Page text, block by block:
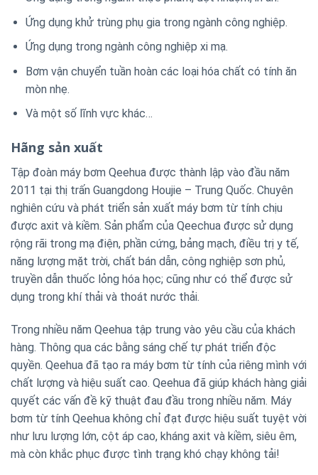
Ứng dụng khử trùng phụ gia trong ngành công nghiệp.
Ứng dụng trong ngành công nghiệp xi mạ.
Bơm vận chuyển tuần hoàn các loại hóa chất có tính ăn
mòn nhẹ.
Và một số lĩnh vực khác…
Hãng sản xuất
Tập đoàn máy bơm Qeehua được thành lập vào đầu năm
2011 tại thị trấn Guangdong Houjie – Trung Quốc. Chuyên
nghiên cứu và phát triển sản xuất máy bơm từ tính chịu
được axit và kiềm. Sản phẩm của Qeechua được sử dụng
rộng rãi trong mạ điện, phần cứng, bảng mạch, điều trị y tế,
năng lượng mặt trời, chất bán dẫn, công nghiệp sơn phủ,
truyền dẫn thuốc lỏng hóa học; cũng như có thể được sử
dụng trong khí thải và thoát nước thải.
Trong nhiều năm Qeehua tập trung vào yêu cầu của khách
hàng. Thông qua các bằng sáng chế tự phát triển độc
quyền. Qeehua đã tạo ra máy bơm từ tính của riêng mình với
chất lượng và hiệu suất cao. Qeehua đã giúp khách hàng giải
quyết các vấn đề kỹ thuật đau đầu trong nhiều năm. Máy
bơm từ tính Qeehua không chỉ đạt được hiệu suất tuyệt vời
như lưu lượng lớn, cột áp cao, kháng axit và kiềm, siêu êm,
mà còn khắc phục được tình trạng khó chạy không tải!